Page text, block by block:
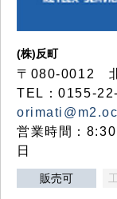
(株)反町
〒080-0012
TEL：0155-
営業時間：
日
販売可